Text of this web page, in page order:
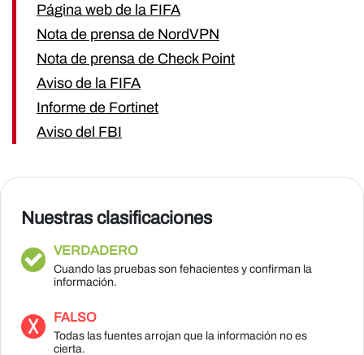
Página web de la FIFA
Nota de prensa de NordVPN
Nota de prensa de Check Point
Aviso de la FIFA
Informe de Fortinet
Aviso del FBI
Nuestras clasificaciones
VERDADERO
Cuando las pruebas son fehacientes y confirman la
información.
FALSO
Todas las fuentes arrojan que la información no es
cierta.